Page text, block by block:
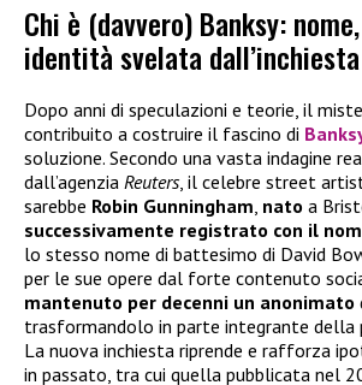
Chi è (davvero) Banksy:
identità svelata
Dopo anni di speculazioni e teorie, il
contribuito a costruire il fascino di
soluzione. Secondo una vasta indagine
dall’agenzia Reuters, il celebre street
sarebbe Robin Gunningham, nato a
successivamente registrato con il
lo stesso nome di battesimo di David
per le sue opere dal forte contenuto
mantenuto per decenni un anonimato
trasformandolo in parte integrante della
La nuova inchiesta riprende e rafforza
in passato, tra cui quella pubblicata nel